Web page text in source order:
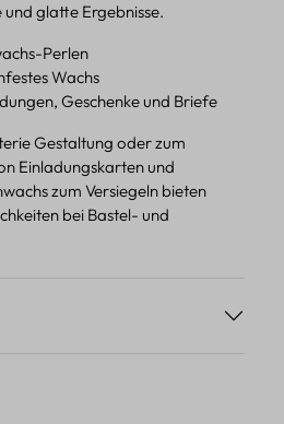
glatte Ergebnisse.
Perlen
Wachs
Geschenke und Briefe
Gestaltung oder zum
Einladungskarten und
zum Versiegeln bieten
bei Bastel- und